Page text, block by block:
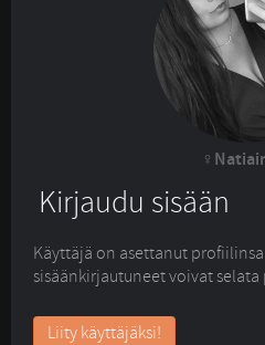
Kirjaudu sisään
Käyttäjä on asettanut profiilinsa
sisäänkirjautuneet voivat
Liity käyttäjäksi!